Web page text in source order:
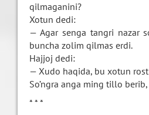
qilmaganini?
Xotun dedi:
— Agar senga tangri nazar
buncha zolim qilmas erdi.
Hajjoj dedi:
— Xudo haqida, bu xotun
So’ngra anga ming tillo
* * *